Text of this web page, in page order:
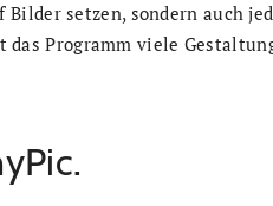
setzen, sondern auch
Programm viele